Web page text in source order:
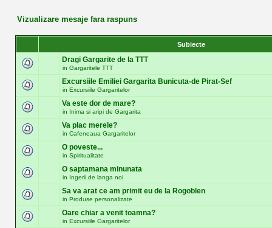
Vizualizare mesaje fara raspuns
Subiecte
Dragi Gargarite de la TTT
in Gargaritele TTT
Excursiile Emiliei Gargarita Bunicuta-de Pirat-Sef
in Excursiile Gargaritelor
Va este dor de mare?
in Inima si aripi de Gargarita
Va plac merele?
in Cafeneaua Gargaritelor
O poveste...
in Spiritualitate
O saptamana minunata
in Ingerii de langa noi
Sa va arat ce am primit eu de la Rogoblen
in Produse personalizate
Oare chiar a venit toamna?
in Excursiile Gargaritelor